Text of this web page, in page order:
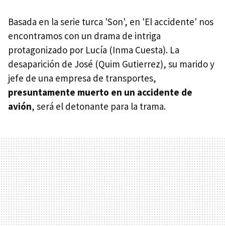
Basada en la serie turca 'Son', en 'El accidente' nos
encontramos con un drama de intriga
protagonizado por Lucía (Inma Cuesta). La
desaparición de José (Quim Gutierrez), su marido y
jefe de una empresa de transportes,
presuntamente muerto en un accidente de
avión, será el detonante para la trama.